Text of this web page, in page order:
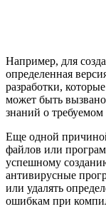
Например, для
определенная
разработки,
может быть
знаний о
Еще одной
файлов или
успешному
антивирусные
или удалять
ошибкам при